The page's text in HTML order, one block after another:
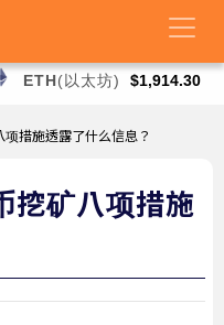
ETH(以太坊) $1,914.30
措施透露了什么信息？
挖矿八项措施